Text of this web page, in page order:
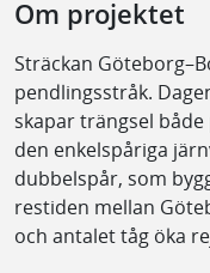
Om projektet
Sträckan
pendlingsstråk.
skapar trängsel
den enkelspåriga
dubbelspår, som
restiden mellan
och antalet tåg öka